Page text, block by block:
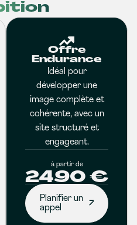
Offre
Endurance
Idéal pour
développer une
image complète et
cohérente, avec un
site structuré et
engageant.
à partir de
2490 €
Planifier un
appel